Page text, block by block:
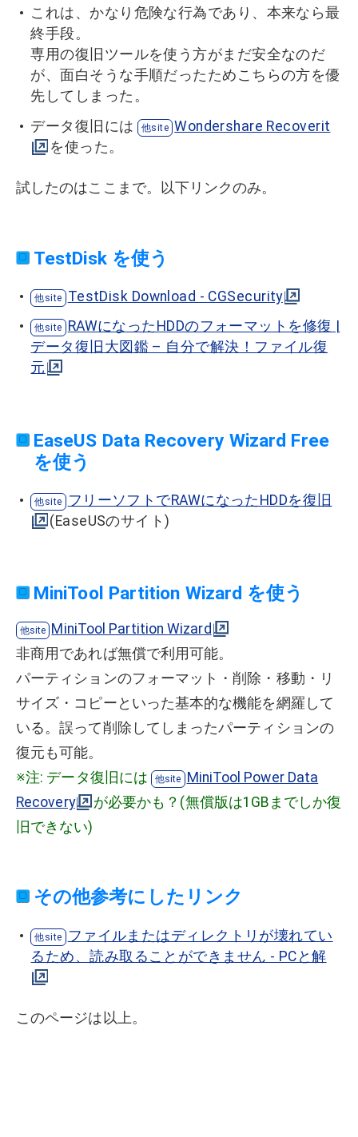
これは、かなり危険な行為であり、本来なら最
終手段。
専用の復旧ツールを使う方がまだ安全なのだ
が、面白そうな手順だったためこちらの方を優
先してしまった。
データ復旧には
Wondershare Recoverit
を使った。
試したのはここまで。以下リンクのみ。
TestDisk を使う
TestDisk Download - CGSecurity
RAWになったHDDのフォーマットを修復 |
データ復旧大図鑑 – 自分で解決！ファイル復
元
EaseUS Data Recovery Wizard Free
を使う
フリーソフトでRAWになったHDDを復旧
(EaseUSのサイト)
MiniTool Partition Wizard を使う
MiniTool Partition Wizard
非商用であれば無償で利用可能。
パーティションのフォーマット・削除・移動・リ
サイズ・コピーといった基本的な機能を網羅して
いる。誤って削除してしまったパーティションの
復元も可能。
※注: データ復旧には
MiniTool Power Data
Recovery
が必要かも？(無償版は1GBまでしか復
旧できない)
その他参考にしたリンク
ファイルまたはディレクトリが壊れてい
るため、読み取ることができません - PCと解
このページは以上。